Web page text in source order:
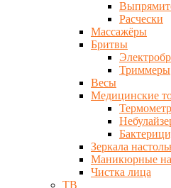
Расчески
Массажёры
Бритвы
Триммеры
Весы
Медицинские
Зеркала
Маникюрные
Чистка лица
ТВ